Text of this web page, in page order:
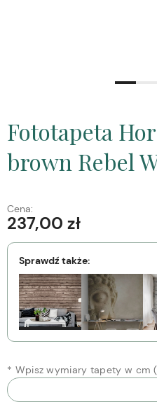
Fototapeta
brown Rebel
Cena:
237,00 zł
Sprawdź także:
* Wpisz wymiary tapety w cm